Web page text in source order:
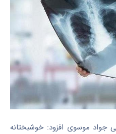
جواد موسوی افزود: خوشبختانه